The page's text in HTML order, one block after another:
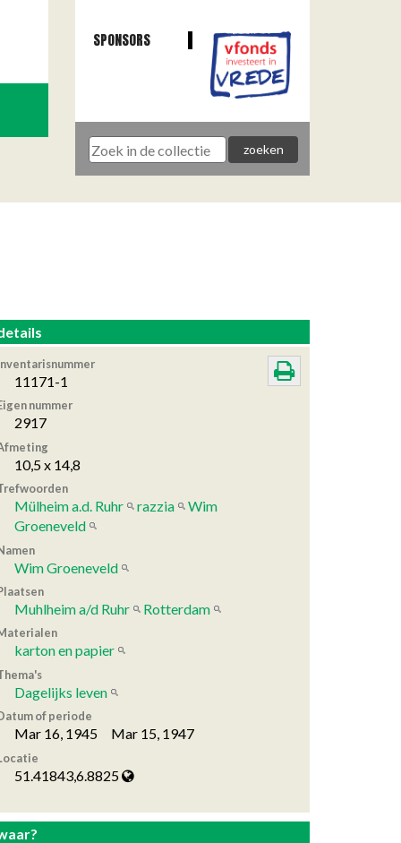
SPONSORS
11171-1
nummer
2917
10,5 x 14,8
Mülheim a.d. Ruhr razzia
Wim
Groeneveld
Wim Groeneveld
Muhlheim a/d Ruhr Rotterdam
karton en papier
Dagelijks leven
of periode
Mar 16, 1945 Mar 15, 1947
51.41843,6.8825